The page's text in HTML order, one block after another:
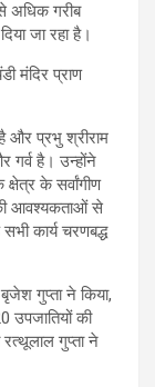
अधिक गरीब
जा रहा है।
और प्रभु श्रीराम
गर्व है। उन्होंने
के सर्वांगीण
आवश्यकताओं से
कार्य चरणबद्ध
गुप्ता ने किया,
उपजातियों की
गुप्ता ने